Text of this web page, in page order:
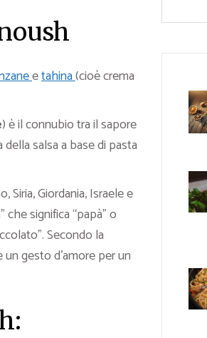
etahina(cioè crema
) è il connubio tra il sapore
salsa a base di pasta
Siria, Giordania, Israele e
significa “papà” o
Secondo la
gesto d’amore per un